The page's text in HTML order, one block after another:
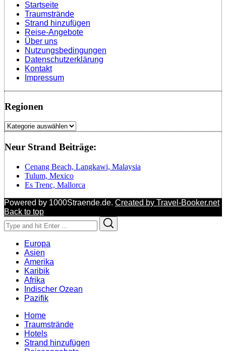
Startseite
Traumstrände
Strand hinzufügen
Reise-Angebote
Über uns
Nutzungsbedingungen
Datenschutzerklärung
Kontakt
Impressum
Regionen
Regionen
Neur Strand Beiträge:
Cenang Beach, Langkawi, Malaysia
Tulum, Mexico
Es Trenc, Mallorca
Powered by 1000Straende.de. Created by Travel-Booker.net
Back to top
Search
for:
Europa
Asien
Amerika
Karibik
Afrika
Indischer Ozean
Pazifik
Home
Traumstrände
Hotels
Strand hinzufügen